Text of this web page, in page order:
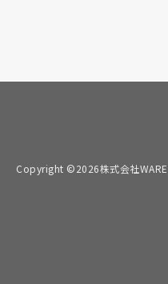
Copyright ©2026株式会社WARE